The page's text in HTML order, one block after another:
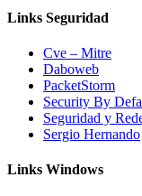
Links Seguridad
Cve – Mitre
Daboweb
PacketStorm
Security By
Seguridad y
Sergio Hernando
Links Windows